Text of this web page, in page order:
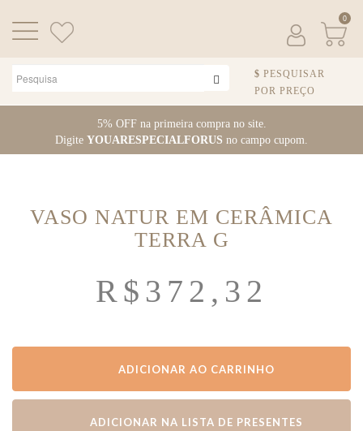
Pular para o conteúdo5% OFF na primeira compra no site.
Digite YOUARESPECIALFORUS no campo cupom.
0
PESQUISAR
POR PREÇO
VASO NATUR EM CERÂMICA
TERRA G
R$ 372,32
ADICIONAR AO CARRINHO
ADICIONAR NA LISTA DE PRESENTES